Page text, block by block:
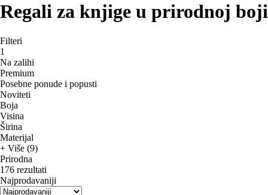
Regali za knjige u prirodnoj boji
Filteri
1
Na zalihi
Premium
Posebne ponude i popusti
Noviteti
Boja
Visina
Širina
Materijal
+ Više (9)
Prirodna
176 rezultati
Najprodavaniji